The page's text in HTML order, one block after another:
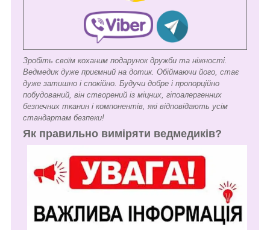
Зробіть своїм коханим подарунок дружби та ніжності.
Ведмедик дуже приємний на дотик. Обіймаючи його, стає
дуже затишно і спокійно. Будучи добре і пропорційно
побудований, він створений із міцних, гіпоалергенних
безпечних тканин і компонентів, які відповідають усім
стандартам безпеки!
Як правильно виміряти ведмедиків?